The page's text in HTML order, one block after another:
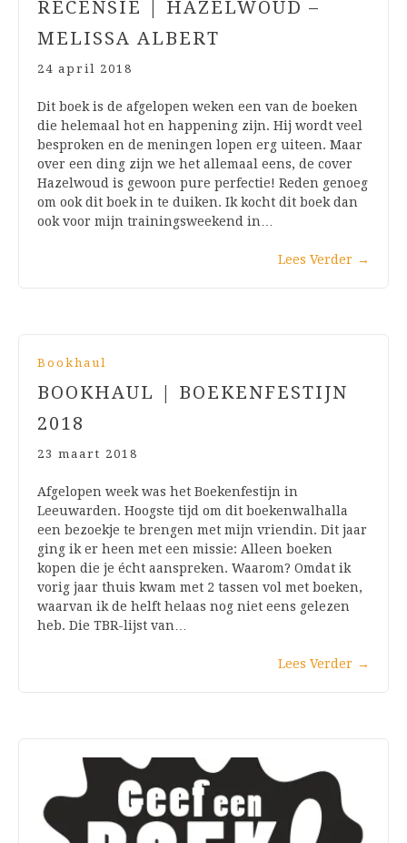
RECENSIE | HAZELWOUD –
MELISSA ALBERT
24 april 2018
Dit boek is de afgelopen weken een van de boeken
die helemaal hot en happening zijn. Hij wordt veel
besproken en de meningen lopen erg uiteen. Maar
over een ding zijn we het allemaal eens, de cover
Hazelwoud is gewoon pure perfectie! Reden genoeg
om ook dit boek in te duiken. Ik kocht dit boek dan
ook voor mijn trainingsweekend in…
Lees Verder →
Bookhaul
BOOKHAUL | BOEKENFESTIJN
2018
23 maart 2018
Afgelopen week was het Boekenfestijn in
Leeuwarden. Hoogste tijd om dit boekenwalhalla
een bezoekje te brengen met mijn vriendin. Dit jaar
ging ik er heen met een missie: Alleen boeken
kopen die je écht aanspreken. Waarom? Omdat ik
vorig jaar thuis kwam met 2 tassen vol met boeken,
waarvan ik de helft helaas nog niet eens gelezen
heb. Die TBR-lijst van…
Lees Verder →